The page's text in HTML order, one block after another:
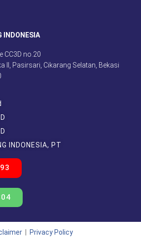
INDONESIA
CC3D no.20
II, Pasirsari, Cikarang Selatan, Bekasi
INDONESIA, PT
| Privacy Policy